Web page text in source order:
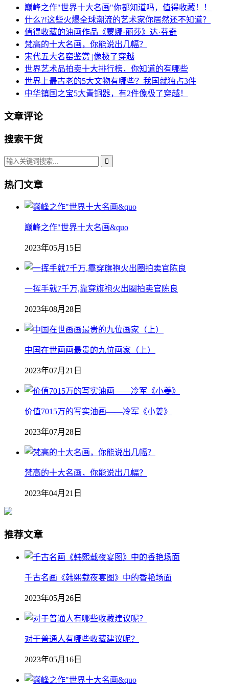
巅峰之作"世界十大名画"你都知道吗，值得收藏！！
什么?!这些火爆全球潮流的艺术家你居然还不知道？
值得收藏的油画作品《蒙娜·丽莎》达·芬奇
梵高的十大名画，你能说出几幅？
宋代五大名窑鉴赏 |像极了穿越
世界艺术品拍卖十大排行榜，你知道的有哪些
世界上最古老的5大文物有哪些？我国就独占3件
中华镇国之宝5大青铜器，有2件像极了穿越！
文章评论
搜索干货
热门文章
巅峰之作"世界十大名画&quo
2023年05月15日
一挥手就7千万,靠穿旗袍火出圈拍卖官陈良
2023年08月28日
中国在世画画最贵的九位画家（上）
2023年07月21日
价值7015万的写实油画——冷军《小姜》
2023年07月28日
梵高的十大名画，你能说出几幅？
2023年04月21日
推荐文章
千古名画《韩熙载夜宴图》中的香艳场面
2023年05月26日
对于普通人有哪些收藏建议呢？
2023年05月16日